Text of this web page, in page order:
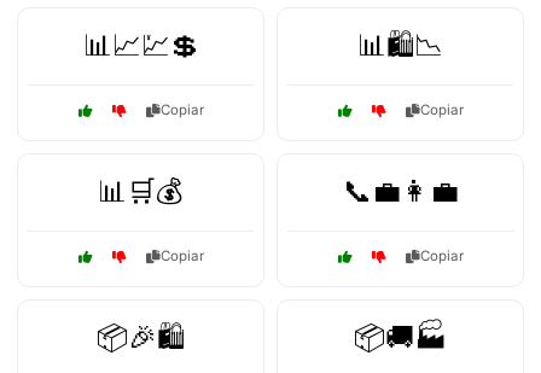
📊📈💹💲
Copiar
📊🛍️📉
Copiar
📊🛒💰
Copiar
📞💼👩‍💼
Copiar
📦🎉🛍️ 📦🚚🏭